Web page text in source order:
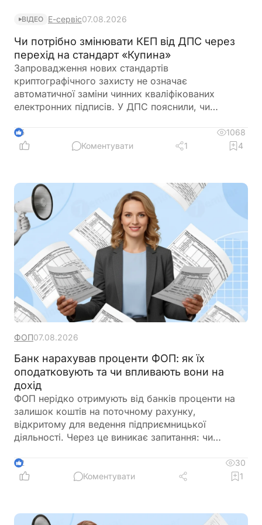
ВІДЕО Е-сервіс07.08.2026
Чи потрібно змінювати КЕП від ДПС через
перехід на стандарт «Купина»
Запровадження нових стандартів
криптографічного захисту не означає
автоматичної заміни чинних кваліфікованих
електронних підписів. У ДПС пояснили, чи
ДПС, після переходу на новий стандарт «Купина»
та чи потрібно користувачам отримувати нові
5
1068
Коментувати
1 4
ФОП07.08.2026
Банк нарахував проценти ФОП: як їх
оподатковують та чи впливають вони на
дохід
ФОП нерідко отримують від банків проценти на
залишок коштів на поточному рахунку,
відкритому для ведення підприємницької
діяльності. Через це виникає запитання: чи
підприємницького доходу та сплачувати з них
податки як із доходу ФОП. Податкове
фізичної особи. Саме тому проценти, нараховані
2
30
Коментувати
1